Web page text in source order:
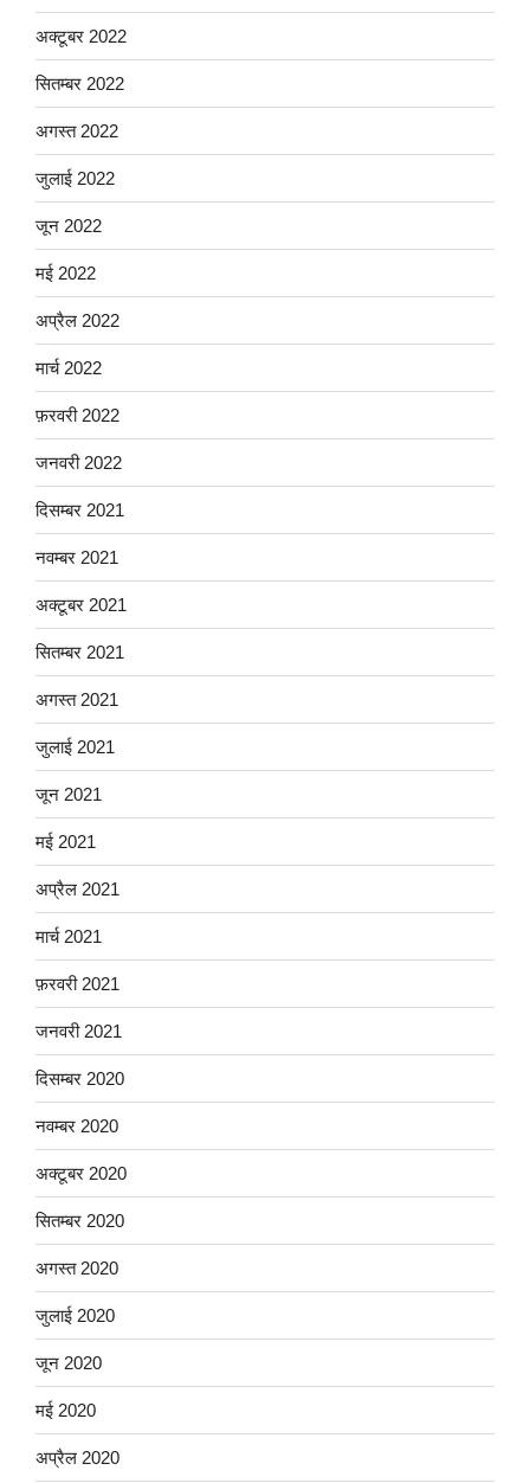
अक्टूबर 2022
सितम्बर 2022
अगस्त 2022
जुलाई 2022
जून 2022
मई 2022
अप्रैल 2022
मार्च 2022
फ़रवरी 2022
जनवरी 2022
दिसम्बर 2021
नवम्बर 2021
अक्टूबर 2021
सितम्बर 2021
अगस्त 2021
जुलाई 2021
जून 2021
मई 2021
अप्रैल 2021
मार्च 2021
फ़रवरी 2021
जनवरी 2021
दिसम्बर 2020
नवम्बर 2020
अक्टूबर 2020
सितम्बर 2020
अगस्त 2020
जुलाई 2020
जून 2020
मई 2020
अप्रैल 2020